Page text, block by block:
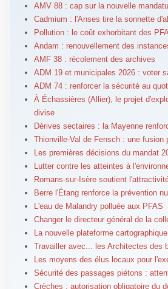
AMV 88 : cap sur la nouvelle
Cadmium : l'Anses tire la sonnette
Pollution : le coût exhorbitant des
Andam : renouvellement des
AMF 38 : récolement des archives
ADM 19 et municipales 2026 : voter
ADM 74 : renforcer la sécurité au
À Échassières (Allier), le projet
divise
Dérives sectaires : la Mayenne
Thionville-Val de Fensch : une fusion
Les premières décisions du mandat
Lutter contre les atteintes à
Romans-sur-Isère soutient
Berre l'Étang renforce la prévention
L'eau de Malandry polluée aux PFAS
Changer le directeur général de la
La nouvelle plateforme
Travailler avec... les Architectes des
Les moyens des élus locaux pour
Sécurité des passages piétons :
Crèches : autorisation obligatoire du